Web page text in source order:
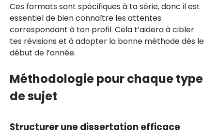
Ces formats sont spécifiques à ta série, donc il est
essentiel de bien connaître les attentes
correspondant à ton profil. Cela t’aidera à cibler
tes révisions et à adopter la bonne méthode dès le
début de l’année.
Méthodologie pour chaque type
de sujet
Structurer une dissertation efficace